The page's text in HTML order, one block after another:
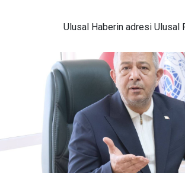
Ulusal Haberin adresi Ulusal